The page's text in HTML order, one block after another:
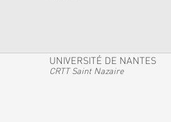
UNIVERSITÉ DE NANTES
CRTT Saint Nazaire